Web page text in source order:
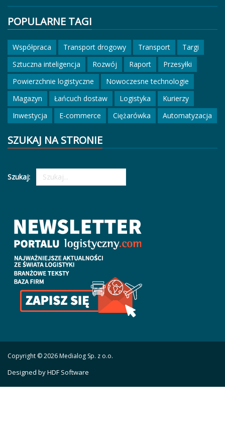
POPULARNE TAGI
Współpraca Transport drogowy Transport
Targi
Sztuczna inteligencja
Rozwój Raport
Przesyłki
Powierzchnie logistyczne
Nowoczesne technologie
Magazyn
Łańcuch dostaw Logistyka
Kurierzy
Inwestycja
E-commerce Ciężarówka Automatyzacja
SZUKAJ NA STRONIE
Szukaj:
Copyright © 2026 Medialog Sp. z o.o.
Designed by HDF Software